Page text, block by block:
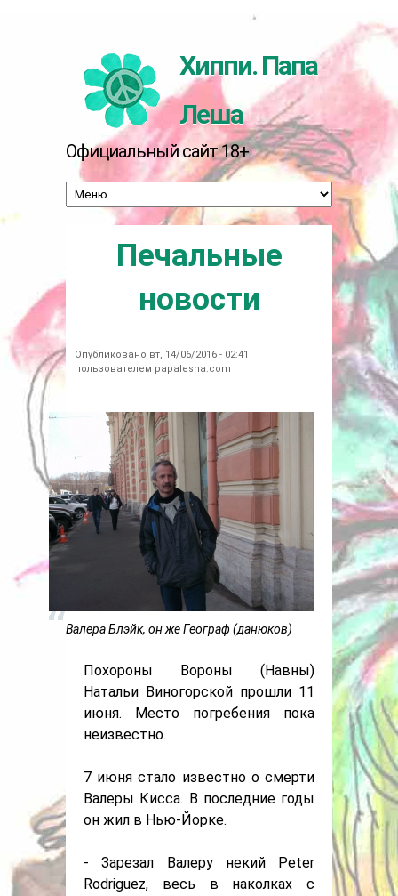
Хиппи. Папа
Леша
Официальный сайт 18+
Печальные
новости
Опубликовано вт, 14/06/2016 - 02:41
пользователем papalesha.com
Валера Блэйк, он же Географ (данюков)
Похороны Вороны (Навны)
Натальи Виногорской прошли 11
июня. Место погребения пока
неизвестно.
7 июня стало известно о смерти
Валеры Кисса. В последние годы
он жил в Нью-Йорке.
- Зарезал Валеру некий Peter
Rodriguez, весь в наколках с